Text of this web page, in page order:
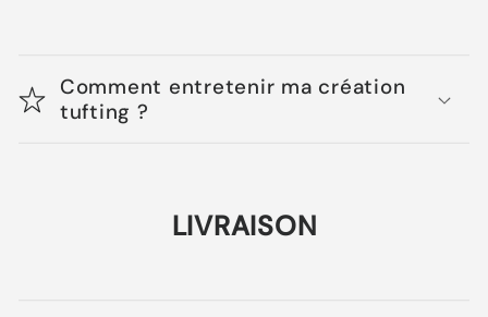
Comment entretenir ma création
tufting ?
LIVRAISON